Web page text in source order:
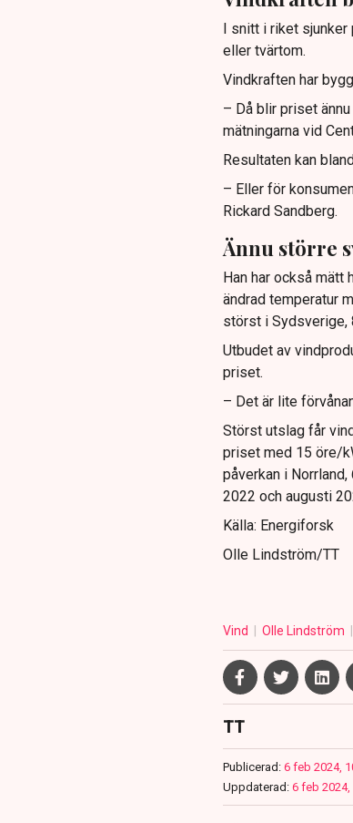
I snitt i riket sjunker
eller tvärtom.
Vindkraften har
– Då blir priset
mätningarna vid
Resultaten kan
– Eller för
Rickard Sandberg.
Ännu större
Han har också mätt
ändrad temperatur
störst i Sydsverige,
Utbudet av
priset.
– Det är lite
Störst utslag får
priset med 15 öre/
påverkan i
2022 och augusti
Källa: Energiforsk
Olle Lindström/TT
Vind Olle Lindström
TT
Publicerad: 6 feb 2024,
Uppdaterad: 6 feb 2024,